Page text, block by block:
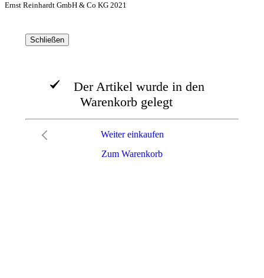
Ernst Reinhardt GmbH & Co KG 2021
Schließen
Der Artikel wurde in den
Warenkorb gelegt
Zum Warenkorb
Weiter einkaufen